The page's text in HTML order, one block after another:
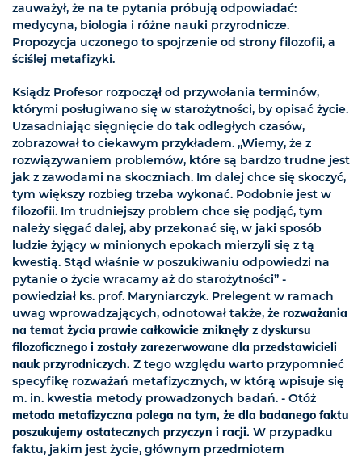
zauważył, że na te pytania próbują odpowiadać:
medycyna, biologia i różne nauki przyrodnicze.
Propozycja uczonego to spojrzenie od strony filozofii, a
ściślej metafizyki.
Ksiądz Profesor rozpoczął od przywołania terminów,
którymi posługiwano się w starożytności, by opisać życie.
Uzasadniając sięgnięcie do tak odległych czasów,
zobrazował to ciekawym przykładem. „Wiemy, że z
rozwiązywaniem problemów, które są bardzo trudne jest
jak z zawodami na skoczniach. Im dalej chce się skoczyć,
tym większy rozbieg trzeba wykonać. Podobnie jest w
filozofii. Im trudniejszy problem chce się podjąć, tym
należy sięgać dalej, aby przekonać się, w jaki sposób
ludzie żyjący w minionych epokach mierzyli się z tą
kwestią. Stąd właśnie w poszukiwaniu odpowiedzi na
pytanie o życie wracamy aż do starożytności” -
powiedział ks. prof. Maryniarczyk. Prelegent w ramach
uwag wprowadzających, odnotował także, że rozważania
na temat życia prawie całkowicie zniknęły z dyskursu
filozoficznego i zostały zarezerwowane dla przedstawicieli
nauk przyrodniczych. Z tego względu warto przypomnieć
specyfikę rozważań metafizycznych, w którą wpisuje się
m. in. kwestia metody prowadzonych badań. - Otóż
metoda metafizyczna polega na tym, że dla badanego faktu
poszukujemy ostatecznych przyczyn i racji. W przypadku
faktu, jakim jest życie, głównym przedmiotem